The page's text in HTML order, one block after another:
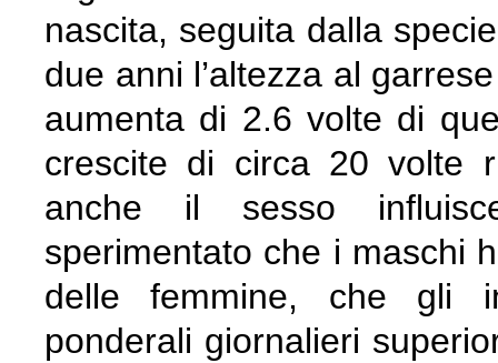
nascita, seguita dalla
due anni l’altezza al
aumenta di 2.6 volte di
crescite di circa 20 volte
anche il sesso
sperimentato che i maschi
delle femmine, che gli
ponderali giornalieri